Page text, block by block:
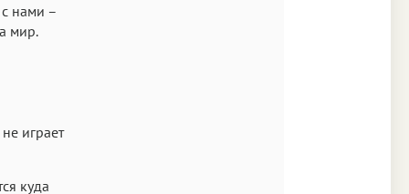
нами –
мир.
играет
куда